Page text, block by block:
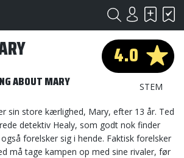
4.0
STEM
ABOUT MARY
sin store kærlighed, Mary, efter 13 år. Ted
detektiv Healy, som godt nok finder
forelsker sig i hende. Faktisk forelsker
må tage kampen op med sine rivaler, før